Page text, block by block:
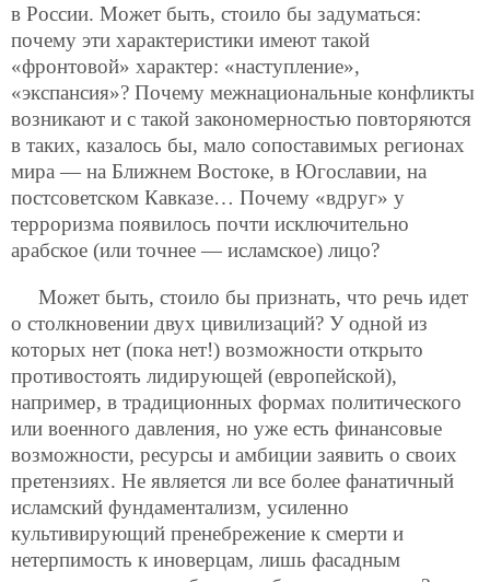
в России. Может быть, стоило бы задуматься:
почему эти характеристики имеют такой
«фронтовой» характер: «наступление»,
«экспансия»? Почему межнациональные конфликты
возникают и с такой закономерностью повторяются
в таких, казалось бы, мало сопоставимых регионах
мира — на Ближнем Востоке, в Югославии, на
постсоветском Кавказе… Почему «вдруг» у
терроризма появилось почти исключительно
арабское (или точнее — исламское) лицо?
Может быть, стоило бы признать, что речь идет
о столкновении двух цивилизаций? У одной из
которых нет (пока нет!) возможности открыто
противостоять лидирующей (европейской),
например, в традиционных формах политического
или военного давления, но уже есть финансовые
возможности, ресурсы и амбиции заявить о своих
претензиях. Не является ли все более фанатичный
исламский фундаментализм, усиленно
культивирующий пренебрежение к смерти и
нетерпимость к иноверцам, лишь фасадным